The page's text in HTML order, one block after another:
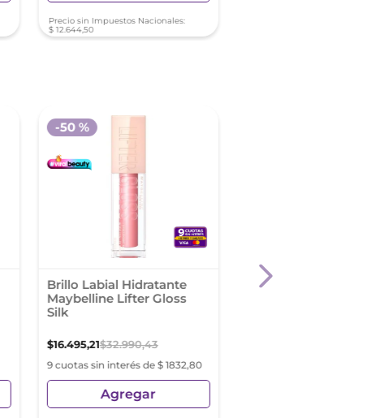
Precio sin Impuestos Nacionales:
$ 12.644,50
Brillo Labial Hidratante
Maybelline Lifter Gloss
Silk
$16.495,21$32.990,43
9 cuotas sin interés de $ 1832,80
-50 %
Agregar
Revlon Labial